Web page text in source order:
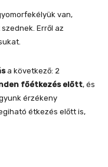
van,
Erről az
a következő: 2
főétkezés előtt, és
érzékeny
étkezés előtt is,